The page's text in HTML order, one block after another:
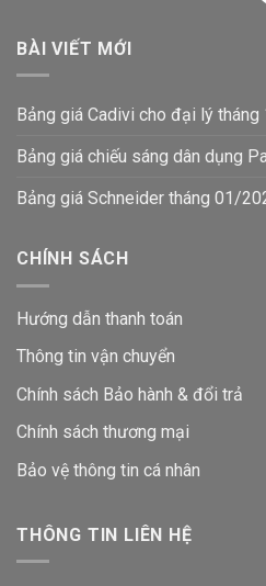
BÀI VIẾT MỚI
Bảng giá Cadivi cho đại lý
Bảng giá chiếu sáng dân dụng
Bảng giá Schneider tháng 01/
CHÍNH SÁCH
Hướng dẫn thanh toán
Thông tin vận chuyển
Chính sách Bảo hành & đổi trả
Chính sách thương mại
Bảo vệ thông tin cá nhân
THÔNG TIN LIÊN HỆ